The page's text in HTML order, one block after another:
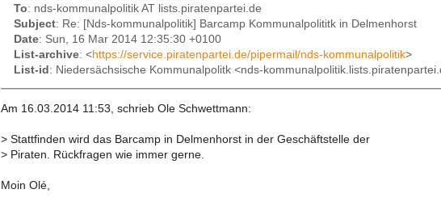
To: nds-kommunalpolitik AT lists.piratenpartei.de
Subject: Re: [Nds-kommunalpolitik] Barcamp Kommunalpolititk in Delmenhorst
Date: Sun, 16 Mar 2014 12:35:30 +0100
List-archive: <https://service.piratenpartei.de/pipermail/nds-kommunalpolitik>
List-id : Niedersächsische Kommunalpolitk <nds-
Am 16.03.2014 11:53, schrieb Ole Schwettmann:
> Stattfinden wird das Barcamp in Delmenhorst in der Geschäftstelle der
> Piraten. Rückfragen wie immer gerne.
Moin Olé,